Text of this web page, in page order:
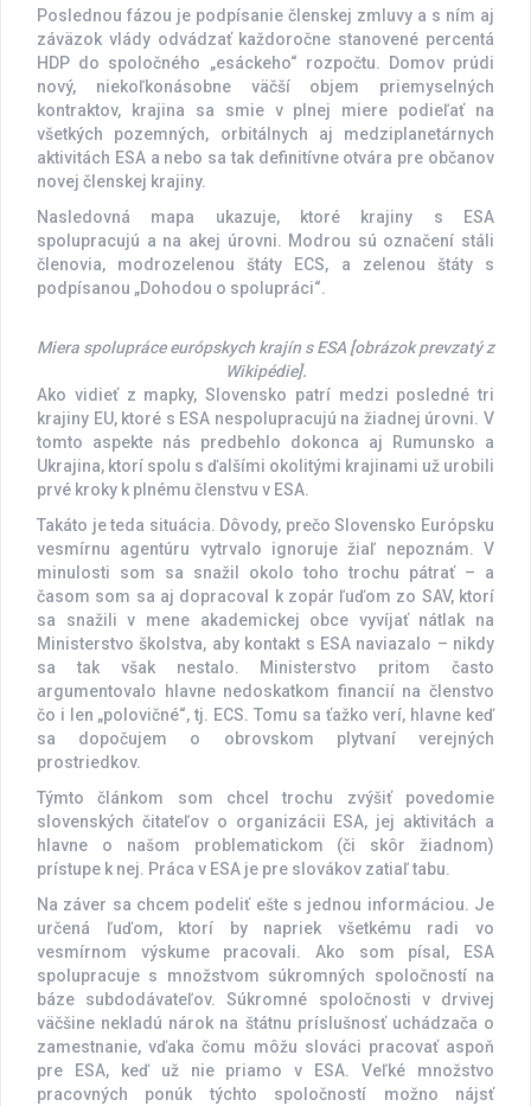
Poslednou fázou je podpísanie členskej zmluvy a s ním aj
záväzok vlády odvádzať každoročne stanovené percentá
HDP do spoločného „esáckeho“ rozpočtu. Domov prúdi
nový, niekoľkonásobne väčší objem priemyselných
kontraktov, krajina sa smie v plnej miere podieľať na
všetkých pozemných, orbitálnych aj medziplanetárnych
aktivitách ESA a nebo sa tak definitívne otvára pre občanov
novej členskej krajiny.
Nasledovná mapa ukazuje, ktoré krajiny s ESA
spolupracujú a na akej úrovni. Modrou sú označení stáli
členovia, modrozelenou štáty ECS, a zelenou štáty s
podpísanou „Dohodou o spolupráci“.
Miera spolupráce európskych krajín s ESA [obrázok prevzatý z
Wikipédie].
Ako vidieť z mapky, Slovensko patrí medzi posledné tri
krajiny EU, ktoré s ESA nespolupracujú na žiadnej úrovni. V
tomto aspekte nás predbehlo dokonca aj Rumunsko a
Ukrajina, ktorí spolu s ďalšími okolitými krajinami už urobili
prvé kroky k plnému členstvu v ESA.
Takáto je teda situácia. Dôvody, prečo Slovensko Európsku
vesmírnu agentúru vytrvalo ignoruje žiaľ nepoznám. V
minulosti som sa snažil okolo toho trochu pátrať – a
časom som sa aj dopracoval k zopár ľuďom zo SAV, ktorí
sa snažili v mene akademickej obce vyvíjať nátlak na
Ministerstvo školstva, aby kontakt s ESA naviazalo – nikdy
sa tak však nestalo. Ministerstvo pritom často
argumentovalo hlavne nedoskatkom financií na členstvo
čo i len „polovičné“, tj. ECS. Tomu sa ťažko verí, hlavne keď
sa dopočujem o obrovskom plytvaní verejných
prostriedkov.
Týmto článkom som chcel trochu zvýšiť povedomie
slovenských čitateľov o organizácii ESA, jej aktivitách a
hlavne o našom problematickom (či skôr žiadnom)
prístupe k nej. Práca v ESA je pre slovákov zatiaľ tabu.
Na záver sa chcem podeliť ešte s jednou informáciou. Je
určená ľuďom, ktorí by napriek všetkému radi vo
vesmírnom výskume pracovali. Ako som písal, ESA
spolupracuje s množstvom súkromných spoločností na
báze subdodávateľov. Súkromné spoločnosti v drvivej
väčšine nekladú nárok na štátnu príslušnosť uchádzača o
zamestnanie, vďaka čomu môžu slováci pracovať aspoň
pre ESA, keď už nie priamo v ESA. Veľké množstvo
pracovných ponúk týchto spoločností možno nájsť